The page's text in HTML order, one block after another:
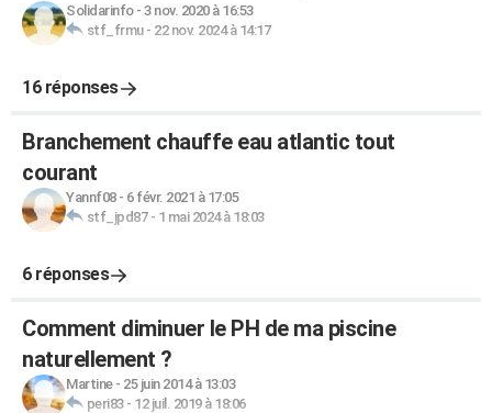
Solidarinfo- 3 nov. 2020 à 16:53
stf_frmu- 22 nov. 2024 à 14:17
16 réponses
Branchement chauffe eau atlantic tout
courant
Yannf08- 6 févr. 2021 à 17:05
stf_jpd87- 1 mai 2024 à 18:03
6 réponses
Comment diminuer le PH de ma piscine
naturellement ?
Martine- 25 juin 2014 à 13:03
peri83- 12 juil. 2019 à 18:06